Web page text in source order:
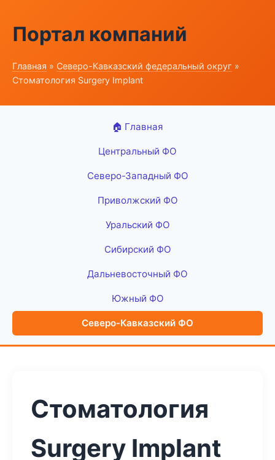
Портал компаний
Главная » Северо-Кавказский федеральный округ »
Стоматология Surgery Implant
🏠 Главная
Центральный ФО
Северо-Западный ФО
Приволжский ФО
Уральский ФО
Сибирский ФО
Дальневосточный ФО
Южный ФО
Северо-Кавказский ФО
Стоматология
Surgery Implant